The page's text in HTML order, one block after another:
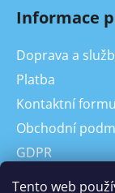
Tento web
Informace
Doprava a
Platba
Kontaktní
Obchodní
GDPR
On-line